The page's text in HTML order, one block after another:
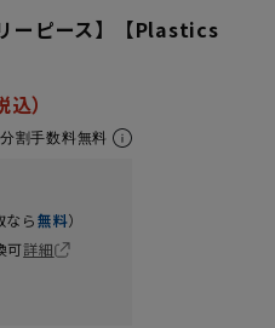
ーピース】【Plastics
割手数料無料
なら無料）
可詳細